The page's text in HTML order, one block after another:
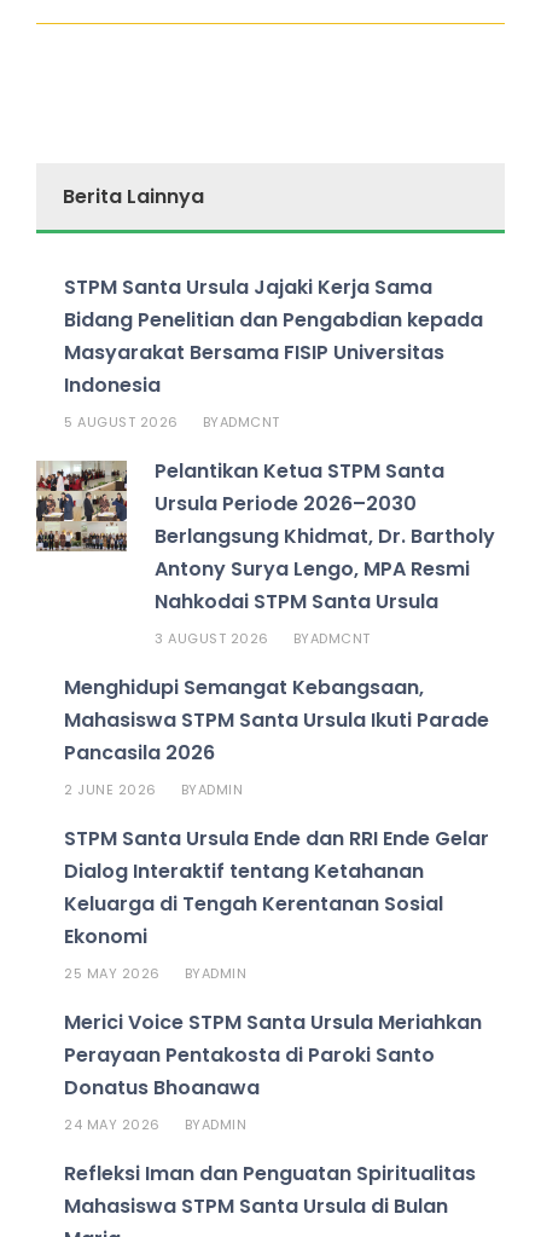
Berita Lainnya
STPM Santa Ursula Jajaki Kerja Sama
Bidang Penelitian dan Pengabdian kepada
Masyarakat Bersama FISIP Universitas
Indonesia
5 AUGUST 2026 BYADMCNT
Pelantikan Ketua STPM Santa
Ursula Periode 2026–2030
Berlangsung Khidmat, Dr. Bartholy
Antony Surya Lengo, MPA Resmi
Nahkodai STPM Santa Ursula
3 AUGUST 2026 BYADMCNT
Menghidupi Semangat Kebangsaan,
Mahasiswa STPM Santa Ursula Ikuti Parade
Pancasila 2026
2 JUNE 2026 BYADMIN
STPM Santa Ursula Ende dan RRI Ende Gelar
Dialog Interaktif tentang Ketahanan
Keluarga di Tengah Kerentanan Sosial
Ekonomi
25 MAY 2026 BYADMIN
Merici Voice STPM Santa Ursula Meriahkan
Perayaan Pentakosta di Paroki Santo
Donatus Bhoanawa
24 MAY 2026 BYADMIN
Refleksi Iman dan Penguatan Spiritualitas
Mahasiswa STPM Santa Ursula di Bulan